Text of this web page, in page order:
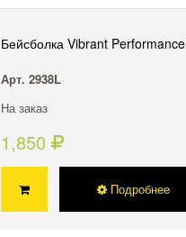
Бейсболка Vibrant Performance
Арт. 2938L
На заказ
1,850
Подробнее